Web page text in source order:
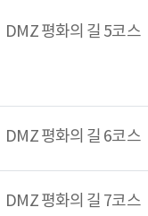
DMZ 평화의 길 5코스
DMZ 평화의 길 6코스
DMZ 평화의 길 7코스